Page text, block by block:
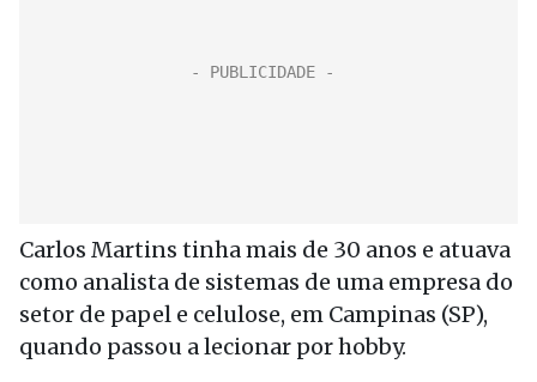
Carlos Martins tinha mais de 30 anos e atuava
como analista de sistemas de uma empresa do
setor de papel e celulose, em Campinas (SP),
quando passou a lecionar por hobby.